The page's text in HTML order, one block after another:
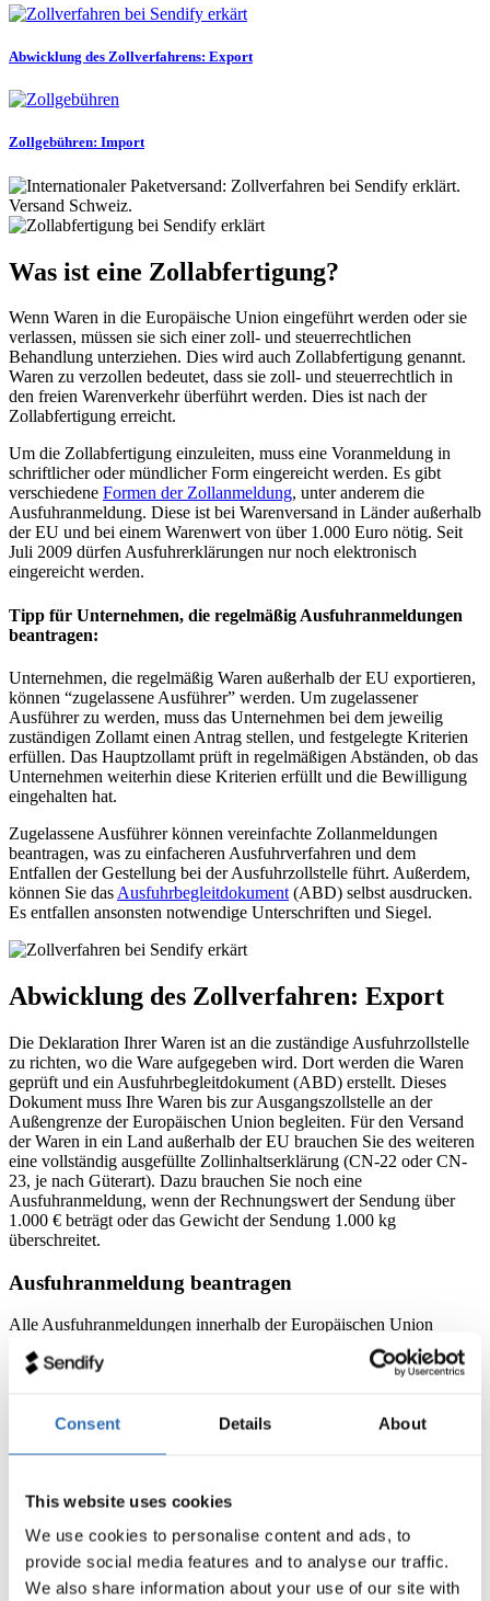
Consent Details About
This website uses cookies
We use cookies to personalise content and ads, to
provide social media features and to analyse our traffic.
We also share information about your use of our site with
Abwicklung des Zollverfahrens: Export
Zollgebühren: Import
Was ist eine Zollabfertigung?
Wenn Waren in die Europäische Union eingeführt werden oder sie
verlassen, müssen sie sich einer zoll- und steuerrechtlichen
Behandlung unterziehen. Dies wird auch Zollabfertigung genannt.
Waren zu verzollen bedeutet, dass sie zoll- und steuerrechtlich in
den freien Warenverkehr überführt werden. Dies ist nach der
Zollabfertigung erreicht.
Um die Zollabfertigung einzuleiten, muss eine Voranmeldung in
schriftlicher oder mündlicher Form eingereicht werden. Es gibt
verschiedene Formen der Zollanmeldung, unter anderem die
Ausfuhranmeldung. Diese ist bei Warenversand in Länder außerhalb
der EU und bei einem Warenwert von über 1.000 Euro nötig. Seit
Juli 2009 dürfen Ausfuhrerklärungen nur noch elektronisch
eingereicht werden.
Tipp für Unternehmen, die regelmäßig Ausfuhranmeldungen
beantragen:
Unternehmen, die regelmäßig Waren außerhalb der EU exportieren,
können “zugelassene Ausführer” werden. Um zugelassener
Ausführer zu werden, muss das Unternehmen bei dem jeweilig
zuständigen Zollamt einen Antrag stellen, und festgelegte Kriterien
erfüllen. Das Hauptzollamt prüft in regelmäßigen Abständen, ob das
Unternehmen weiterhin diese Kriterien erfüllt und die Bewilligung
eingehalten hat.
Zugelassene Ausführer können vereinfachte Zollanmeldungen
beantragen, was zu einfacheren Ausfuhrverfahren und dem
Entfallen der Gestellung bei der Ausfuhrzollstelle führt. Außerdem,
können Sie das Ausfuhrbegleitdokument (ABD) selbst ausdrucken.
Es entfallen ansonsten notwendige Unterschriften und Siegel.
Abwicklung des Zollverfahren: Export
Die Deklaration Ihrer Waren ist an die zuständige Ausfuhrzollstelle
zu richten, wo die Ware aufgegeben wird. Dort werden die Waren
geprüft und ein Ausfuhrbegleitdokument (ABD) erstellt. Dieses
Dokument muss Ihre Waren bis zur Ausgangszollstelle an der
Außengrenze der Europäischen Union begleiten. Für den Versand
der Waren in ein Land außerhalb der EU brauchen Sie des weiteren
eine vollständig ausgefüllte Zollinhaltserklärung (CN-22 oder CN-
23, je nach Güterart). Dazu brauchen Sie noch eine
Ausfuhranmeldung, wenn der Rechnungswert der Sendung über
1.000 € beträgt oder das Gewicht der Sendung 1.000 kg
überschreitet.
Ausfuhranmeldung beantragen
Alle Ausfuhranmeldungen innerhalb der Europäischen Union
dürfen nur noch elektronisch abgegeben werden. Für die
Abwicklung dieses Verfahrens müssen sie das “Automated Export
System” (AES) System der EU nutzen. In Deutschland heißt diese
Möglichkeiten, Ausfuhranmeldungen für den gewerblichen Versand
AusfuhranmeldungIAA-Plus
Melden Sie sich direkt auf der Seite desZollsan
Beauftragen Sie einen gewerblichen Zollagenten mit der
gesamten Dokumentenabwicklung.